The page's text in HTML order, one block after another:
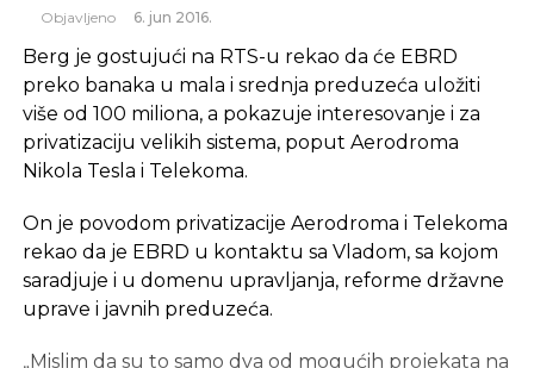
Objavljeno 6. jun 2016.
Berg je gostujući na RTS-u rekao da će EBRD
preko banaka u mala i srednja preduzeća uložiti
više od 100 miliona, a pokazuje interesovanje i za
privatizaciju velikih sistema, poput Aerodroma
Nikola Tesla i Telekoma.
On je povodom privatizacije Aerodroma i Telekoma
rekao da je EBRD u kontaktu sa Vladom, sa kojom
saradjuje i u domenu upravljanja, reforme državne
uprave i javnih preduzeća.
„Mislim da su to samo dva od mogućih projekata na